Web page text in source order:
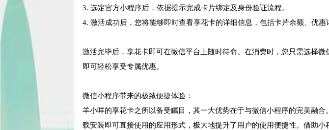
3. 选定官方小程序后，依据提示完成卡片绑定及身份验证流程。
4. 激活成功后，您将能够即时查看享花卡的详细信息，包括卡片余额、优惠
激活完毕后，享花卡即可在微信平台上随时待命。在消费时，您只需选择微
即可轻松享受专属优惠。
微信小程序带来的极致便捷体验：
羊小咩的享花卡之所以备受瞩目，其一大优势在于与微信小程序的完美融
载安装即可直接使用的应用形式，极大地提升了用户的使用便捷性。借助